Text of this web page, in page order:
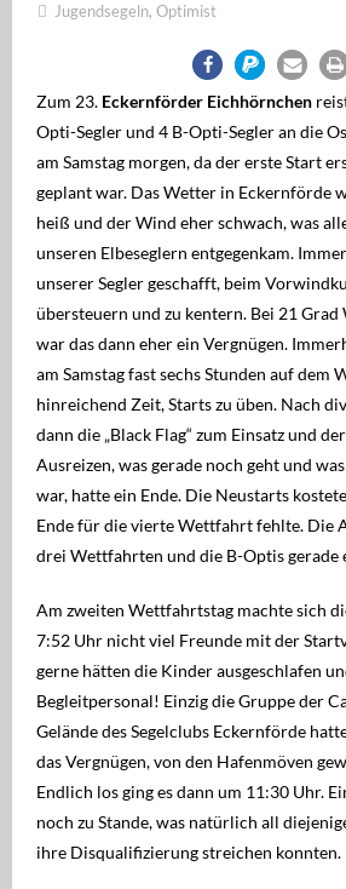
Segelbundesliga
Regatten
MSC Racing Team is coming
IDM ILCA Masters Championship
Jugendsegeln, Optimist
Zum 23. Eckernförder Eichhörnchen
Opti-Segler und 4 B-Opti-Segler an die
am Samstag morgen, da der erste Start
geplant war. Das Wetter in Eckernförde
heiß und der Wind eher schwach, was
unseren Elbeseglern entgegenkam.
unserer Segler geschafft, beim
übersteuern und zu kentern. Bei 21
war das dann eher ein Vergnügen.
am Samstag fast sechs Stunden auf dem
hinreichend Zeit, Starts zu üben. Nach
dann die „Black Flag“ zum Einsatz und
Ausreizen, was gerade noch geht und
war, hatte ein Ende. Die Neustarts
Ende für die vierte Wettfahrt fehlte. Die
drei Wettfahrten und die B-Optis gerade
Am zweiten Wettfahrtstag machte sich
7:52 Uhr nicht viel Freunde mit der
gerne hätten die Kinder ausgeschlafen
Begleitpersonal! Einzig die Gruppe der
Gelände des Segelclubs Eckernförde
das Vergnügen, von den Hafenmöven
Endlich los ging es dann um 11:30 Uhr.
noch zu Stande, was natürlich all
ihre Disqualifizierung streichen konnten.